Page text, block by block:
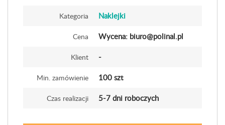
Kategoria Naklejki
Cena Wycena: biuro@polinal.pl
Klient -
Min. zamówienie 100 szt
Czas realizacji 5-7 dni roboczych